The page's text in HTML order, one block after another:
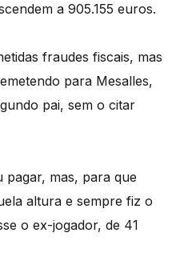
a 905.155 euros.
fraudes fiscais, mas
para Mesalles,
pai, sem o citar
pagar, mas, para que
altura e sempre fiz o
o ex-jogador, de 41